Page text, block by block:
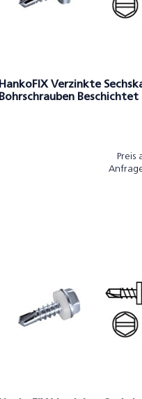
HankoFIX Verzinkte
Bohrschrauben Beschichtet
Preis